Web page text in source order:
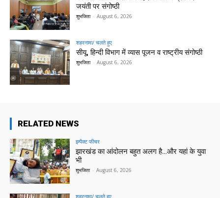
जयंती पर संगोष्ठी
शुभजिता - August 6, 2026
शहरनामा/ चलते हुए
सीयू, हिन्दी विभाग में व्यास पूजन व राष्ट्रीय संगोष्ठी
शुभजिता - August 6, 2026
RELATED NEWS
इम्पैक्ट फीचर
झारखंड का आंदोलन बहुत अलग है…और यहां के युवा
भी
शुभजिता - August 6, 2026
शहरनामा/ चलते हुए